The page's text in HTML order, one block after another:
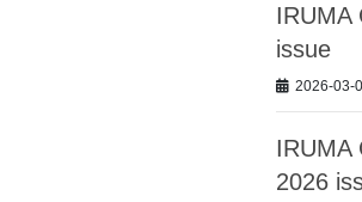
IRUMA
issue
2026-03-
IRUMA
2026